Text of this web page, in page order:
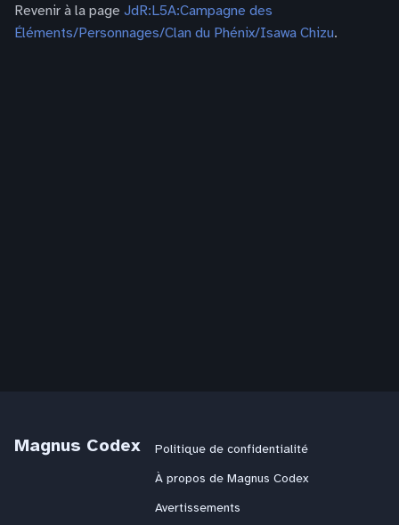
Revenir à la page JdR:L5A:Campagne des
Éléments/Personnages/Clan du Phénix/Isawa Chizu.
Magnus Codex
Politique de confidentialité
À propos de Magnus Codex
Avertissements